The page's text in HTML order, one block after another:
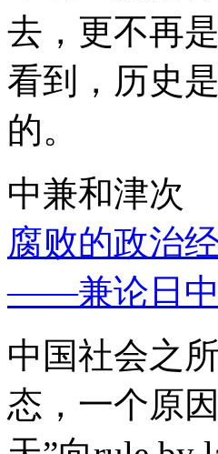
去，更不再
看到，历史
的。
中兼和津次
腐败的政治
——兼论日中
中国社会之
态，一个原